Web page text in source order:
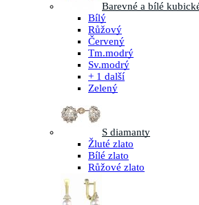
Barevné a bílé
Bílý
Růžový
Červený
Tm.modrý
Sv.modrý
+ 1 další
Zelený
S diamanty
Žluté zlato
Bílé zlato
Růžové zlato